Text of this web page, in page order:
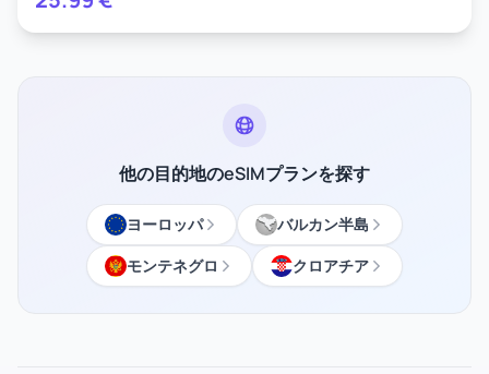
他の目的地のeSIMプランを探す
ヨーロッパ
バルカン半島
モンテネグロ
クロアチア